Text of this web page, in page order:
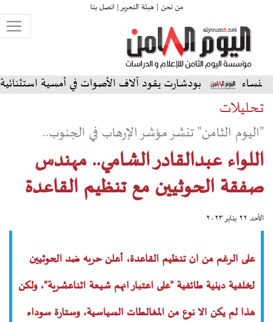
من نحن | هيئة التحرير |اتصل بنا
بودشارت يقود آلاف الأصوات في أمسية استثنائية على المسرح
تحليلات
"اليوم الثامن" تنشر مؤشر الإرهاب في الجنوب..
اللواء عبدالقادر الشامي.. مهندس
صفقة الحوثيين مع تنظيم القاعدة
الأحد ٢٢ يناير ٢٠٢٣
على الرغم من ان تنظيم القاعدة، أعلن حربه ضد الحوثيين
لخلفية دينية طائفية "على اعتبار انهم شيعة اثناعشرية"، ولكن
هذا لم يكن الا نوع من المغالطات السياسية، وستارة سوداء